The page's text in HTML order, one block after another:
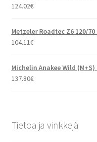
124.02€
Metzeler Roadtec Z6 120/70
104.11€
Michelin Anakee Wild (M+S)
137.80€
Tietoa ja vinkkejä